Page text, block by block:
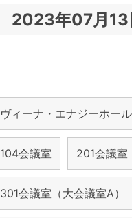
ヴィーナ・エナジーホー
104会議室 201会議室
301会議室（大会議室A）